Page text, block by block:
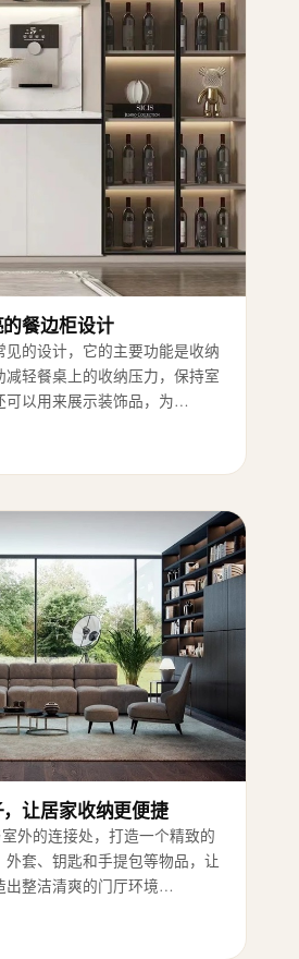
餐边柜设计
的设计，它的主要功能是收纳
轻餐桌上的收纳压力，保持室
可以用来展示装饰品，为…
让居家收纳更便捷
外的连接处，打造一个精致的
套、钥匙和手提包等物品，让
出整洁清爽的门厅环境…